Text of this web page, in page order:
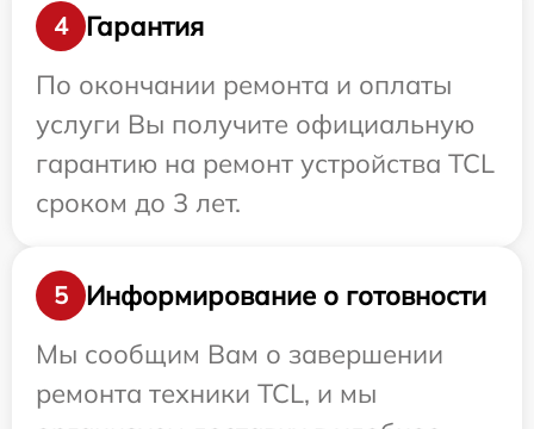
4
Гарантия
По окончании ремонта и оплаты
услуги Вы получите официальную
гарантию на ремонт устройства TCL
сроком до 3 лет.
5
Информирование о готовности
Мы сообщим Вам о завершении
ремонта техники TCL, и мы